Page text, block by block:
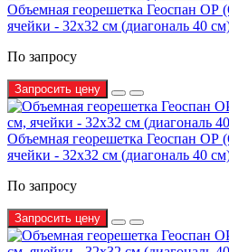
Объемная георешетка Геоспан ОР
ячейки - 32х32 см (диагональ 40
По запросу
Запросить цену
Объемная георешетка Геоспан ОР
ячейки - 32х32 см (диагональ 40
По запросу
Запросить цену